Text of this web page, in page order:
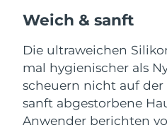
Weich & sanft
Die ultraweichen
mal hygienischer als
scheuern nicht auf
sanft abgestorbene
Anwender berichten
Singapur
Slowakei
Slowenien